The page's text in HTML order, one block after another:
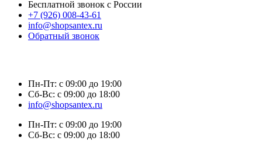
Бесплатной звонок с России
+7 (926) 008-43-61
info@shopsantex.ru
Обратный звонок
Пн-Пт: с 09:00 до 19:00
Сб-Вс: с 09:00 до 18:00
info@shopsantex.ru
Пн-Пт: с 09:00 до 19:00
Сб-Вс: с 09:00 до 18:00